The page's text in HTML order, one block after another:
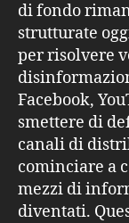
di fondo
strutturate
per risolvere
Facebook,
smettere di
canali di
cominciare a
mezzi di
diventati.